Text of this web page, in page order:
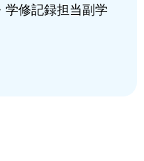
学修記録担当副学